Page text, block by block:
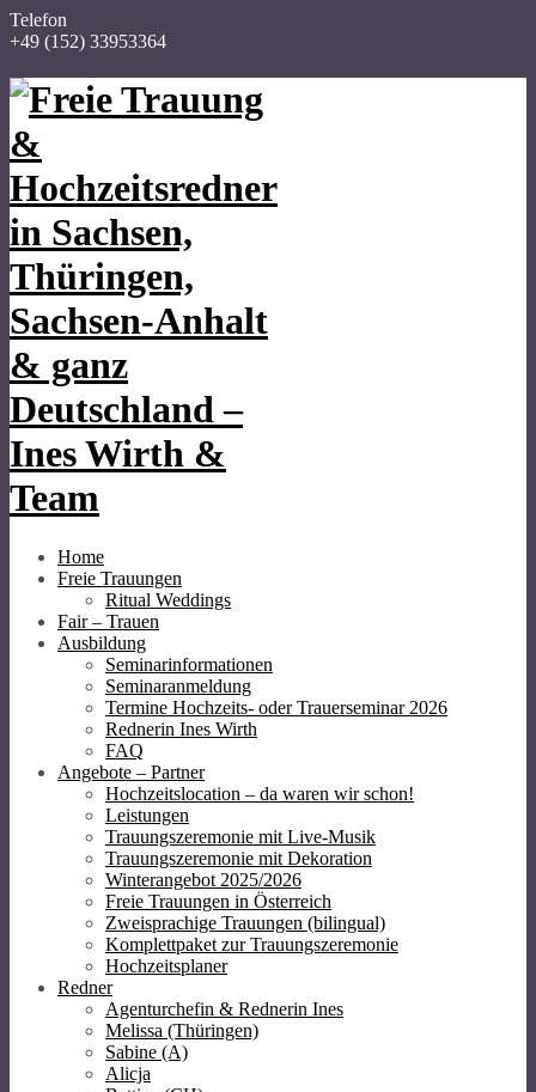
Telefon
+49 (152) 33953364
Home
Freie Trauungen
Ritual Weddings
Fair – Trauen
Ausbildung
Seminarinformationen
Seminaranmeldung
Termine Hochzeits- oder Trauerseminar 2026
Rednerin Ines Wirth
FAQ
Angebote – Partner
Hochzeitslocation – da waren wir schon!
Leistungen
Trauungszeremonie mit Live-Musik
Trauungszeremonie mit Dekoration
Winterangebot 2025/2026
Freie Trauungen in Österreich
Zweisprachige Trauungen (bilingual)
Komplettpaket zur Trauungszeremonie
Hochzeitsplaner
Redner
Agenturchefin & Rednerin Ines
Melissa (Thüringen)
Sabine (A)
Alicja